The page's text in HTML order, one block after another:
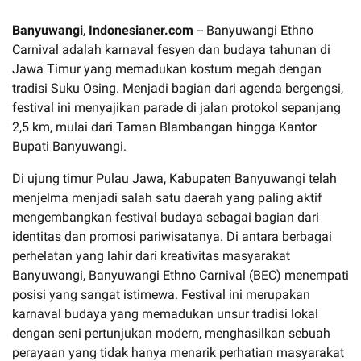
Banyuwangi, Indonesianer.com -- Banyuwangi Ethno
Carnival adalah karnaval fesyen dan budaya tahunan di
Jawa Timur yang memadukan kostum megah dengan
tradisi Suku Osing. Menjadi bagian dari agenda bergengsi,
festival ini menyajikan parade di jalan protokol sepanjang
2,5 km, mulai dari Taman Blambangan hingga Kantor
Bupati Banyuwangi.
Di ujung timur Pulau Jawa, Kabupaten Banyuwangi telah
menjelma menjadi salah satu daerah yang paling aktif
mengembangkan festival budaya sebagai bagian dari
identitas dan promosi pariwisatanya. Di antara berbagai
perhelatan yang lahir dari kreativitas masyarakat
Banyuwangi, Banyuwangi Ethno Carnival (BEC) menempati
posisi yang sangat istimewa. Festival ini merupakan
karnaval budaya yang memadukan unsur tradisi lokal
dengan seni pertunjukan modern, menghasilkan sebuah
perayaan yang tidak hanya menarik perhatian masyarakat